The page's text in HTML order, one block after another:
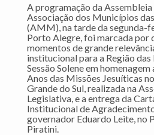
A programação da Assembleia
Associação dos Municípios
(AMM), na tarde da segunda-
Porto Alegre, foi marcada por
momentos de grande
institucional para a Região das
Sessão Solene em homenagem
Anos das Missões Jesuíticas
Grande do Sul, realizada na
Legislativa, e a entrega da
Institucional de
governador Eduardo Leite, no
Piratini.